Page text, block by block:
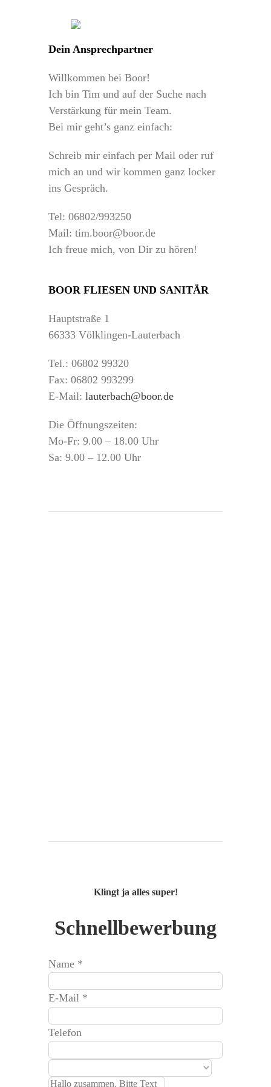
Dein Ansprechpartner
Willkommen bei Boor!
Ich bin Tim und auf der Suche nach
Verstärkung für mein Team.
Bei mir geht’s ganz einfach:
Schreib mir einfach per Mail oder ruf
mich an und wir kommen ganz locker
ins Gespräch.
Tel: 06802/993250
Mail: tim.boor@boor.de
Ich freue mich, von Dir zu hören!
BOOR FLIESEN UND SANITÄR
Hauptstraße 1
66333 Völklingen-Lauterbach
Tel.: 06802 99320
Fax: 06802 993299
E-Mail:lauterbach@boor.de
Die Öffnungszeiten:
Mo-Fr: 9.00 – 18.00 Uhr
Sa: 9.00 – 12.00 Uhr
Klingt ja alles super!
Schnellbewerbung
Name *
E-Mail *
Telefon